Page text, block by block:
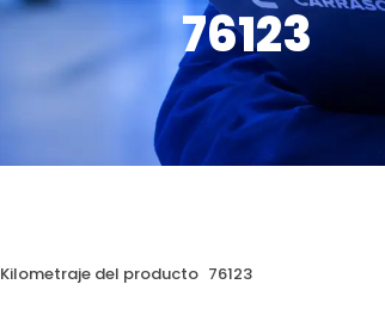
76123
Kilometraje del producto 76123